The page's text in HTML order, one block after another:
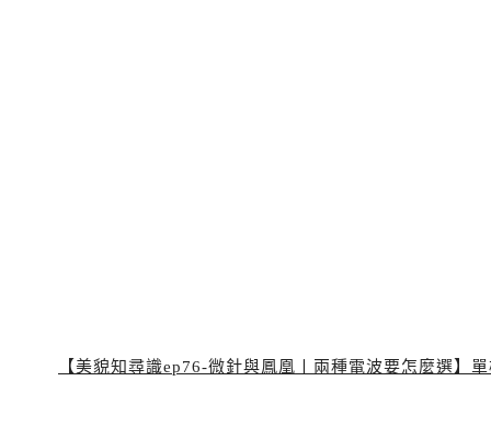
【美貌知尋識ep76-微針與鳳凰〡兩種電波要怎麼選】